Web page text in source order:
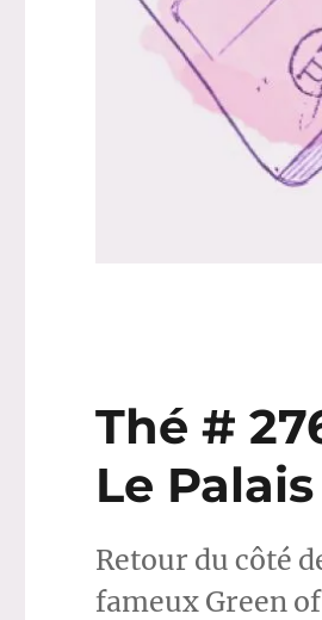
Thé #
Le
Retour du côté
fameux Green